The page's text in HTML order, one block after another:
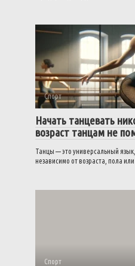
Спорт
Начать танцевать
возраст танцам не
Танцы — это универсальный
независимо от возраста, пола
Спорт